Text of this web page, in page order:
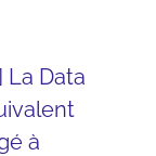
] La Data
à